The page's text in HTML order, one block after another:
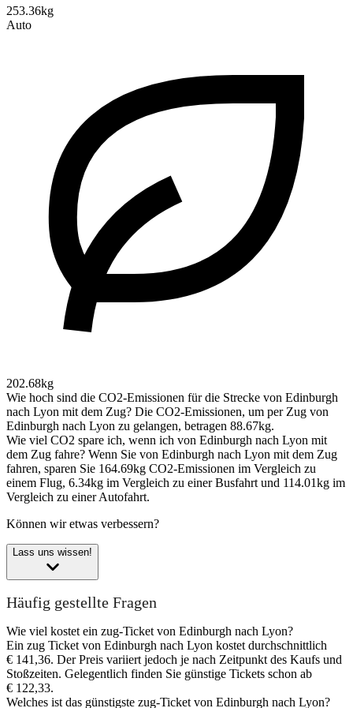
253.36kg
Auto
202.68kg
Wie hoch sind die CO2-Emissionen für die Strecke von Edinburgh
nach Lyon mit dem Zug? Die CO2-Emissionen, um per Zug von
Edinburgh nach Lyon zu gelangen, betragen 88.67kg.
Wie viel CO2 spare ich, wenn ich von Edinburgh nach Lyon mit
dem Zug fahre? Wenn Sie von Edinburgh nach Lyon mit dem Zug
fahren, sparen Sie 164.69kg CO2-Emissionen im Vergleich zu
einem Flug, 6.34kg im Vergleich zu einer Busfahrt und 114.01kg im
Vergleich zu einer Autofahrt.
Können wir etwas verbessern?
Lass uns wissen!
Häufig gestellte Fragen
Wie viel kostet ein zug-Ticket von Edinburgh nach Lyon?
Ein zug Ticket von Edinburgh nach Lyon kostet durchschnittlich
€ 141,36. Der Preis variiert jedoch je nach Zeitpunkt des Kaufs und
Stoßzeiten. Gelegentlich finden Sie günstige Tickets schon ab
€ 122,33.
Welches ist das günstigste zug-Ticket von Edinburgh nach Lyon?